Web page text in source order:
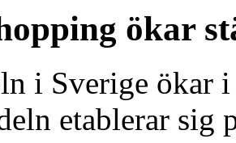
ökar
i Sverige ökar
etablerar sig